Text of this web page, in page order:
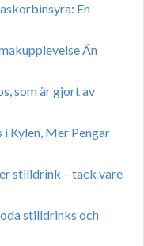
En
Än
som är gjort av
Kylen, Mer Pengar
stilldrink – tack vare
stilldrinks och